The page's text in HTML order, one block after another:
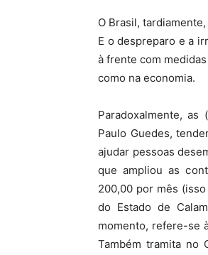
O Brasil,
E o despreparo e a
à frente com
como na economia.
Paradoxalmente, as
Paulo Guedes,
ajudar pessoas
que ampliou as
200,00 por mês
do Estado de
momento, refere-se
Também tramita no